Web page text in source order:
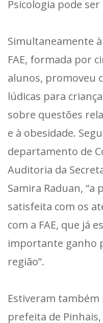
Psicologia pode
Simultaneamente
FAE, formada por
alunos, promoveu
lúdicas para
sobre questões
e à obesidade.
departamento de
Auditoria da
Samira Raduan,
satisfeita com os
com a FAE, que já
importante ganho
região”.
Estiveram
prefeita de